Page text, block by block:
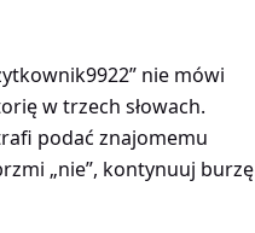
nie mówi
w trzech słowach.
podać znajomemu
„nie”, kontynuuj burzę